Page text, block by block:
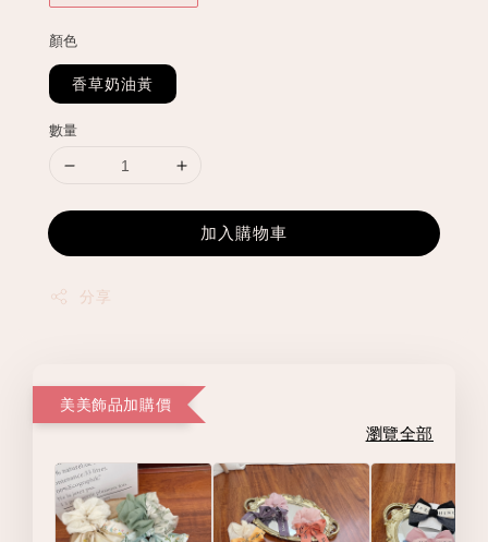
顏色
香草奶油黃
數量
加入購物車
分享
美美飾品加購價
瀏覽全部